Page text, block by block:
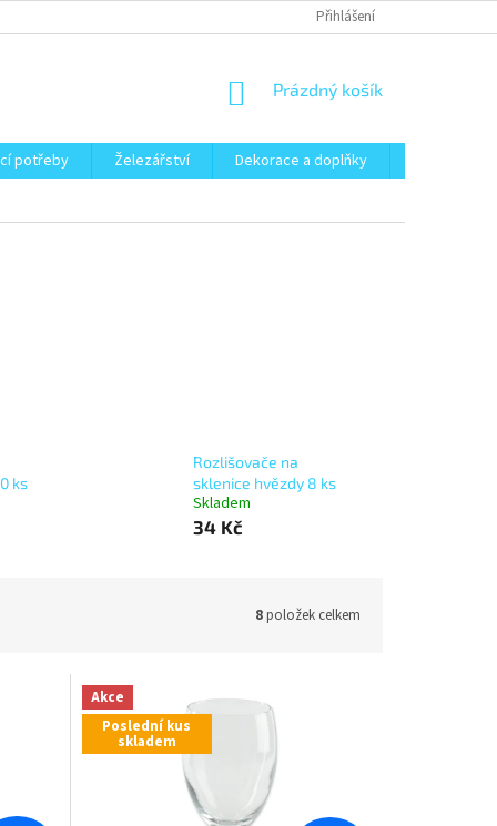
Přihlášení
NÁKUPNÍ
Prázdný košík
potřeby Železářství Dekorace a doplňky
ks
Rozlišovače na
sklenice hvězdy 8 ks
Skladem
34 Kč
8položek celkem
Akce
Poslední kus
skladem